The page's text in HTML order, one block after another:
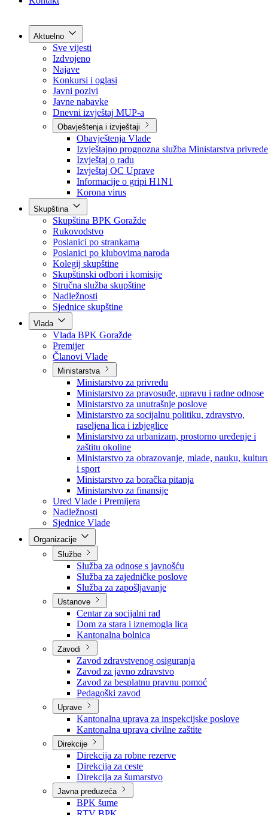
Kontakt
Aktuelno
Sve vijesti
Izdvojeno
Najave
Konkursi i oglasi
Javni pozivi
Javne nabavke
Dnevni izvještaj MUP-a
Obavještenja i izvještaji
Obavještenja Vlade
Izvještajno prognozna služba Ministarstva privrede
Izvještaj o radu
Izvještaj OC Uprave
Informacije o gripi H1N1
Korona virus
Skupština
Skupština BPK Goražde
Rukovodstvo
Poslanici po strankama
Poslanici po klubovima naroda
Kolegij skupštine
Skupštinski odbori i komisije
Stručna služba skupštine
Nadležnosti
Sjednice skupštine
Vlada
Vlada BPK Goražde
Premijer
Članovi Vlade
Ministarstva
Ministarstvo za privredu
Ministarstvo za pravosuđe, upravu i radne odnose
Ministarstvo za unutrašnje poslove
Ministarstvo za socijalnu politiku, zdravstvo,
raseljena lica i izbjeglice
Ministarstvo za urbanizam, prostorno uređenje i
zaštitu okoline
Ministarstvo za obrazovanje, mlade, nauku,
i sport
Ministarstvo za boračka pitanja
Ministarstvo za finansije
Ured Vlade i Premijera
Nadležnosti
Sjednice Vlade
Službe
Služba za odnose s javnošću
Služba za zajedničke poslove
Služba za zapošljavanje
Ustanove
Centar za socijalni rad
Dom za stara i iznemogla lica
Kantonalna bolnica
Zavodi
Zavod zdravstvenog osiguranja
Zavod za javno zdravstvo
Zavod za besplatnu pravnu pomoć
Pedagoški zavod
Uprave
Kantonalna uprava za inspekcijske poslove
Kantonalna uprava civilne zaštite
Direkcije
Direkcija za robne rezerve
Direkcija za ceste
Direkcija za šumarstvo